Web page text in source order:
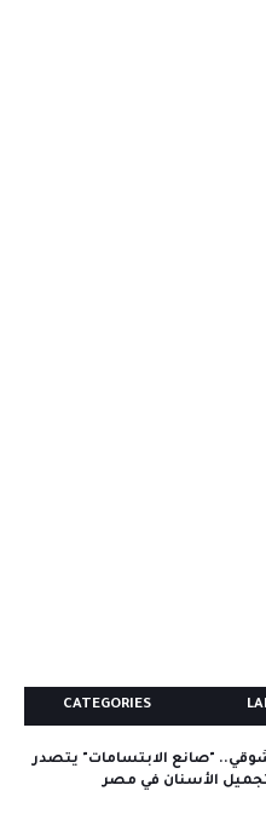
CATEGORIES
"صانع الابتسامات" يتصدر
الأسنان في مصر